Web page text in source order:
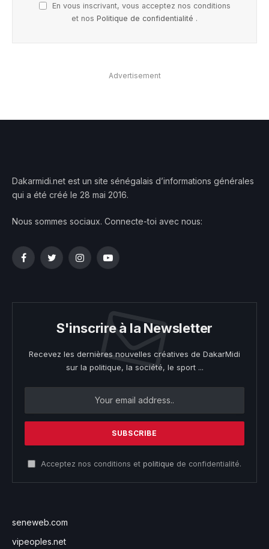
En vous inscrivant, vous acceptez nos conditions
et nos Politique de confidentialité .
Advertisement
Dakarmidi.net est un site sénégalais d’informations générales
qui a été créé le 28 mai 2016.
Nous sommes sociaux. Connecte-toi avec nous:
FacebookTwitterInstagramYouTube
S'inscrire à la Newsletter
Recevez les dernières nouvelles créatives de DakarMidi
sur la politique, la société, le sport ...
Acceptez nos conditions et politique de confidentialité.
seneweb.com
vipeoples.net